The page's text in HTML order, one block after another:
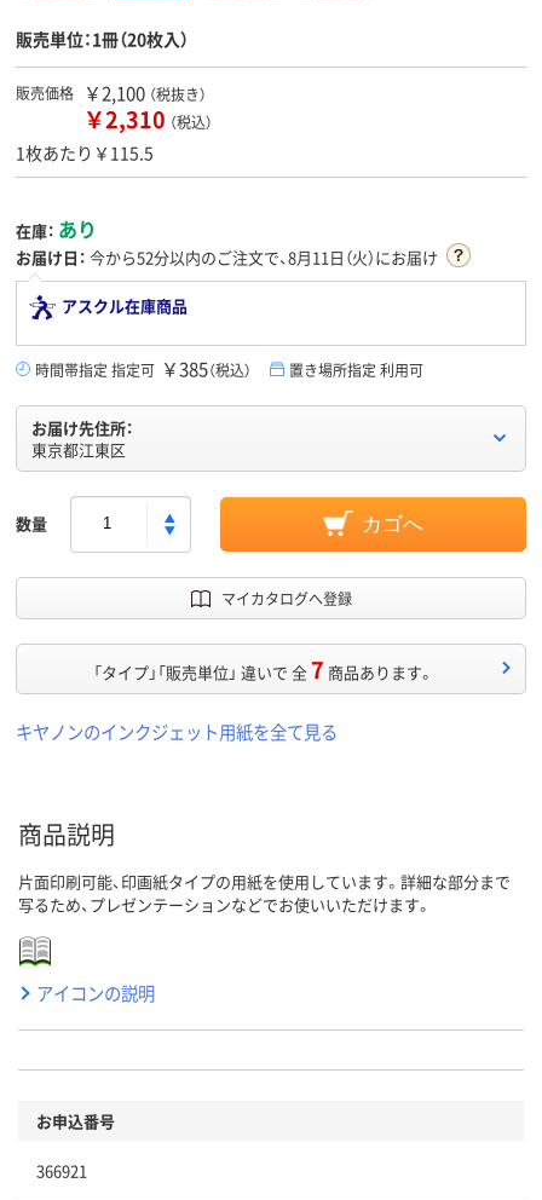
販売単位：1冊（20枚入）
販売価格 ￥2,100 （税抜き）
￥2,310 （税込）
1枚あたり￥115.5
在庫： あり
お届け日： 今から52分以内のご注文で、8月11日（火）にお届け
アスクル在庫商品
時間帯指定 指定可 ￥385（税込） 置き場所指定 利用可
お届け先住所：
東京都江東区
数量 カゴへ
マイカタログへ登録
「タイプ」「販売単位」 違いで 全7 商品あります。
キヤノンのインクジェット用紙を全て見る
商品説明
片面印刷可能、印画紙タイプの用紙を使用しています。詳細な部分まで
写るため、プレゼンテーションなどでお使いいただけます。
アイコンの説明
お申込番号
366921